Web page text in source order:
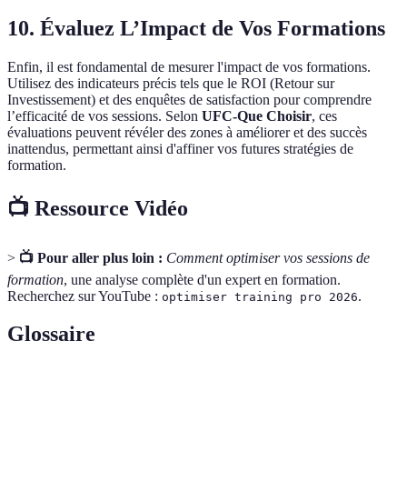
10. Évaluez L’Impact de Vos Formations
Enfin, il est fondamental de mesurer l'impact de vos formations.
Utilisez des indicateurs précis tels que le ROI (Retour sur
Investissement) et des enquêtes de satisfaction pour comprendre
l’efficacité de vos sessions. Selon UFC-Que Choisir, ces
évaluations peuvent révéler des zones à améliorer et des succès
inattendus, permettant ainsi d'affiner vos futures stratégies de
formation.
📺 Ressource Vidéo
> 📺 Pour aller plus loin : Comment optimiser vos sessions de
formation, une analyse complète d'un expert en formation.
Recherchez sur YouTube : optimiser training pro 2026.
Glossaire